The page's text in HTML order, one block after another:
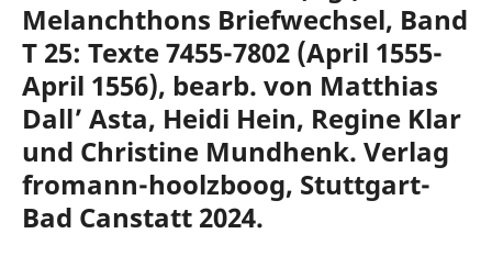
Melanchthons Briefwechsel, Band
T 25: Texte 7455-7802 (April 1555-
April 1556), bearb. von Matthias
Dall’ Asta, Heidi Hein, Regine Klar
und Christine Mundhenk. Verlag
fromann-hoolzboog, Stuttgart-
Bad Canstatt 2024.